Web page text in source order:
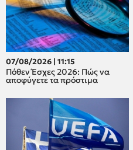
07/08/2026 | 11:15
Πόθεν Έσχες 2026: Πώς να
αποφύγετε τα πρόστιμα